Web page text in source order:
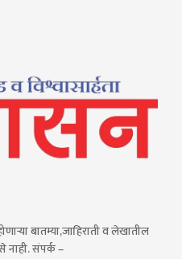
बातम्या,जाहिराती व लेखातील
संपर्क –